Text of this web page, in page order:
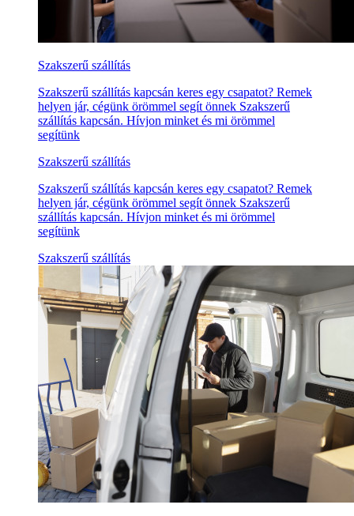
Szakszerű szállítás
Szakszerű szállítás kapcsán keres egy csapatot? Remek
helyen jár, cégünk örömmel segít önnek Szakszerű
szállítás kapcsán. Hívjon minket és mi örömmel
segítünk
Szakszerű szállítás
Szakszerű szállítás kapcsán keres egy csapatot? Remek
helyen jár, cégünk örömmel segít önnek Szakszerű
szállítás kapcsán. Hívjon minket és mi örömmel
segítünk
Szakszerű szállítás